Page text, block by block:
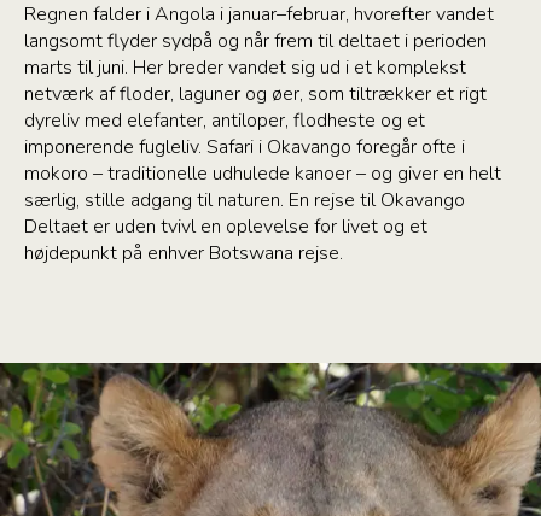
Regnen falder i Angola i januar–februar, hvorefter vandet
langsomt flyder sydpå og når frem til deltaet i perioden
marts til juni. Her breder vandet sig ud i et komplekst
netværk af floder, laguner og øer, som tiltrækker et rigt
dyreliv med elefanter, antiloper, flodheste og et
imponerende fugleliv. Safari i Okavango foregår ofte i
mokoro – traditionelle udhulede kanoer – og giver en helt
særlig, stille adgang til naturen. En rejse til Okavango
Deltaet er uden tvivl en oplevelse for livet og et
højdepunkt på enhver Botswana rejse.